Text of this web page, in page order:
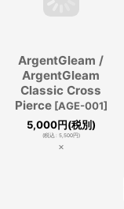
ArgentGleam /
ArgentGleam
Classic Cross
Pierce [AGE-001]
5,000円(税別)
(税込: 5,500円)
×